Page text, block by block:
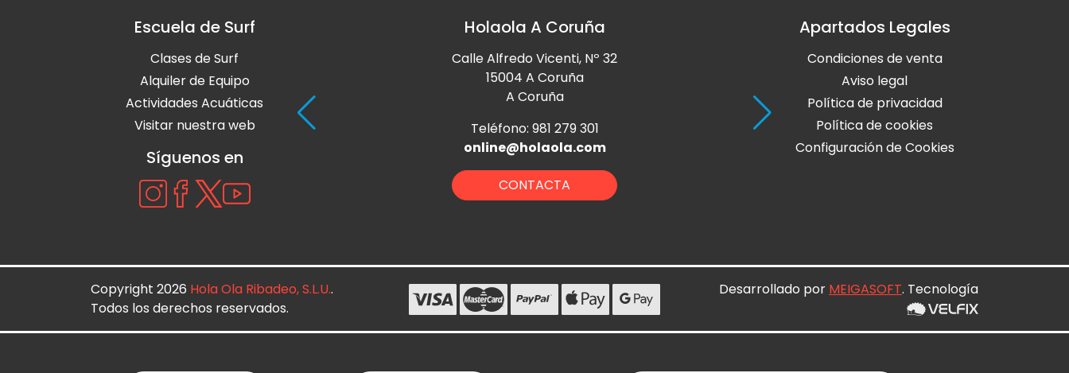
Escuela de Surf
Clases de Surf
Alquiler de Equipo
Actividades Acuáticas
Visitar nuestra web
Síguenos en
Holaola A Coruña
Calle Alfredo Vicenti, Nº 32
15004 A Coruña
A Coruña
Teléfono: 981 279 301
online@holaola.com
CONTACTA
Holaola Ribadeo
Avda de Leopoldo Calvo Sotelo,
Teléfono: 982 128 424
online@holaola.com
Apartados Legales
Condiciones de venta
Aviso legal
Política de privacidad
Política de cookies
Configuración de Cookies
Copyright 2026 Hola Ola Ribadeo, S.L.U..
Todos los derechos reservados.
Desarrollado por MEIGASOFT. Tecnología